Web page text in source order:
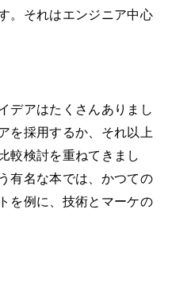
。それはエンジニア中心
デアはたくさんありまし
を採用するか、それ以上
較検討を重ねてきまし
有名な本では、かつての
を例に、技術とマーケの